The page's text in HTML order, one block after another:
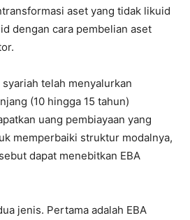
aset yang tidak likuid
dengan cara pembelian aset
telah menyalurkan
(10 hingga 15 tahun)
uang pembiayaan yang
memperbaiki struktur modalnya,
dapat menebitkan EBA
jenis. Pertama adalah EBA